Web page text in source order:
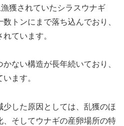
獲されていたシラスウナギ
トンにまで落ち込んでおり、
ています。
ない構造が長年続いており、
ます。
少した原因としては、乱獲のほ
そしてウナギの産卵場所の特